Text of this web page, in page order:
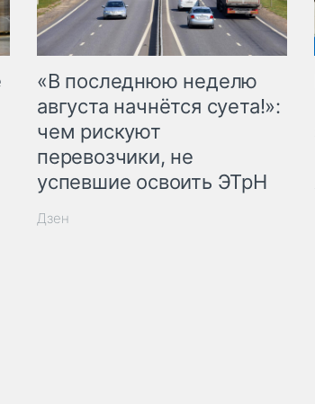
«В последнюю неделю
августа начнётся суета!»:
чем рискуют
перевозчики, не
успевшие освоить ЭТрН
Дзен